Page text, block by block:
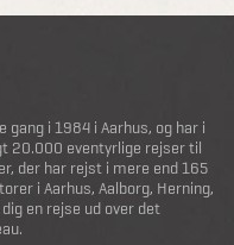
i 1984 i Aarhus, og har i
20.000 eventyrlige rejser til
der har rejst i mere end 165
i Aarhus, Aalborg, Herning,
en rejse ud over det
.